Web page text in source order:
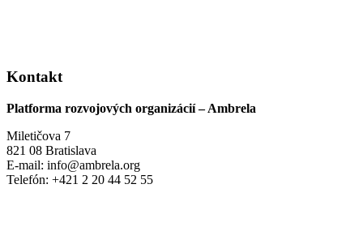
Kontakt
Platforma rozvojových organizácií – Ambrela
Miletičova 7
821 08 Bratislava
E-mail: info@ambrela.org
Telefón: +421 2 20 44 52 55